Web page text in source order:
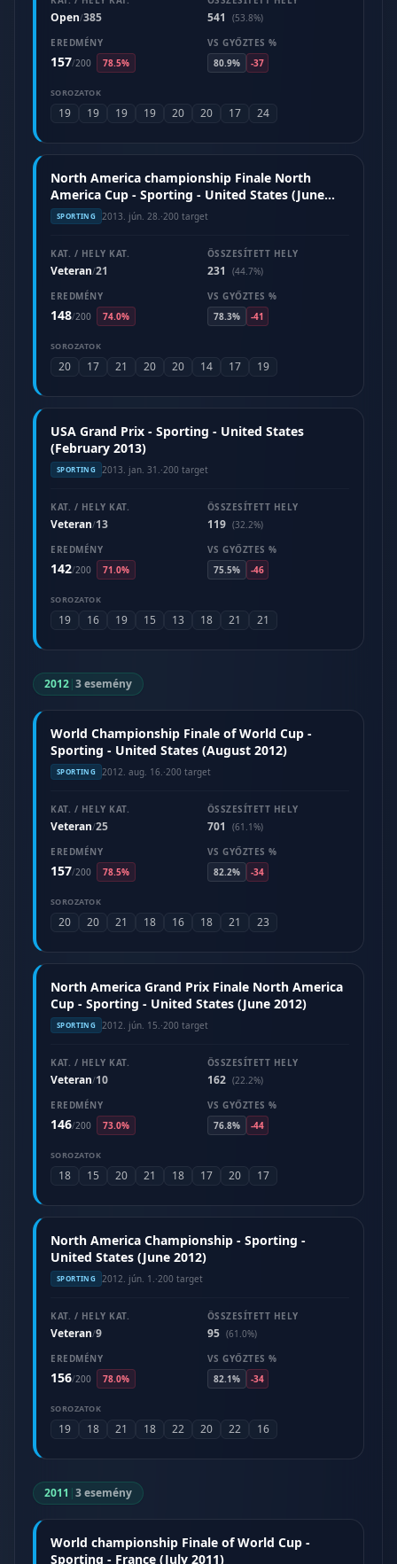
Open/385 541
(53.8%)
EREDMÉNY
157/200 78.5%
VS GYŐZTES %
80.9%
-37
SOROZATOK
19 19 19 19 20 20 17 24
North America championship Finale North
America Cup - Sporting - United States (June
2013)
SPORTING 2013. jún. 28. ·200 target
KAT. / HELY KAT.
Veteran/21
ÖSSZESÍTETT HELY
231
(44.7%)
EREDMÉNY
148/200 74.0%
VS GYŐZTES %
78.3%
-41
SOROZATOK
20 17 21 20 20 14 17 19
USA Grand Prix - Sporting - United States
(February 2013)
SPORTING 2013. jan. 31. ·200 target
KAT. / HELY KAT.
Veteran/13
ÖSSZESÍTETT HELY
119 (32.2%)
EREDMÉNY
142/200 71.0%
VS GYŐZTES %
75.5%
-46
SOROZATOK
19 16 19 15 13 18 21 21
2012|3 esemény
World Championship Finale of World Cup -
Sporting - United States (August 2012)
SPORTING 2012. aug. 16. ·200 target
KAT. / HELY KAT.
Veteran/25
ÖSSZESÍTETT HELY
701
(61.1%)
EREDMÉNY
157/200 78.5%
VS GYŐZTES %
82.2%
-34
SOROZATOK
20 20 21 18 16 18 21 23
North America Grand Prix Finale North America
Cup - Sporting - United States (June 2012)
SPORTING 2012. jún. 15. ·200 target
KAT. / HELY KAT.
Veteran/10
ÖSSZESÍTETT HELY
162 (22.2%)
EREDMÉNY
146/200 73.0%
VS GYŐZTES %
76.8%
-44
SOROZATOK
18 15 20 21 18 17 20 17
North America Championship - Sporting -
United States (June 2012)
SPORTING 2012. jún. 1. ·200 target
KAT. / HELY KAT.
Veteran/9
ÖSSZESÍTETT HELY
95 (61.0%)
EREDMÉNY
156/200 78.0%
VS GYŐZTES %
82.1%
-34
SOROZATOK
19 18 21 18 22 20 22 16
2011 |3 esemény
World championship Finale of World Cup -
Sporting - France (July 2011)